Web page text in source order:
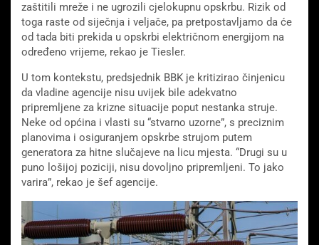
zaštitili mreže i ne ugrozili cjelokupnu opskrbu. Rizik od
toga raste od siječnja i veljače, pa pretpostavljamo da će
od tada biti prekida u opskrbi električnom energijom na
određeno vrijeme, rekao je Tiesler.
U tom kontekstu, predsjednik BBK je kritizirao činjenicu
da vladine agencije nisu uvijek bile adekvatno
pripremljene za krizne situacije poput nestanka struje.
Neke od općina i vlasti su “stvarno uzorne”, s preciznim
planovima i osiguranjem opskrbe strujom putem
generatora za hitne slučajeve na licu mjesta. “Drugi su u
puno lošijoj poziciji, nisu dovoljno pripremljeni. To jako
varira”, rekao je šef agencije.